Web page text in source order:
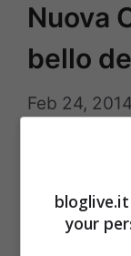
Nuova
bello
Feb 24, 2014
Presentata
in versione
con due
your